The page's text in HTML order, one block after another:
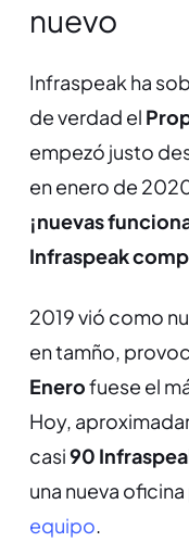
nuevo
Infraspeak ha
de verdad el
empezó justo
en enero de
¡nuevas
Infraspeak
2019 vió como
en tamño,
Enerofuese el
Hoy,
casi90
una nueva
equipo.